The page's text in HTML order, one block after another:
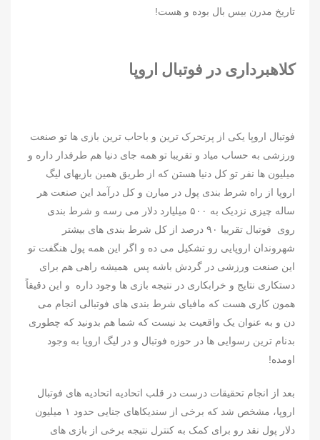
تاریخ مدرن بیس بال بوده و هست!
کلاهبرداری در فوتبال اروپا
فوتبال اروپا یکی از پرتحرک ترین و باحاب ترین بازی ها تو صنعت
ورزشی به حساب میاد و تقریبا تو همه جای دنیا هم طرفدار داره و
میلیون ها نفر تو کل دنیا هستن که از طریق همین بازیهای لیگ
اروپا از راه شرط بندی پول در میارن و کل درآمد این صنعت هر
ساله چیزی نزدیک به ۵۰۰ میلیارد دلار می رسه و شرط بندی
روی فوتبال تقریبا ۹۰ درصد از کل شرط بندی های بیشتر
شهروندان اروپایی رو تشکیل می ده و اگر این همه پول هنگفت تو
این صنعت ورزشی در گردش باشه پس همیشه راهی هم برای
دستکاری نتایج و خرابکاری در نتیجه بازی ها وجود داره و این دقیقاً
همون کاری هست که مافیای شرط بندی های فوتبالی انجام می
دن و به عنوان یک واقعیت بد نیست که شما هم بدونید که چطوری
بدنام ترین رسوایی ها در حوزه فوتبال و در لیگ اروپا به وجود
اومده!
بعد از انجام تحقیقات درست در قلب اتحادیه اتحادیه های فوتبال
اروپا، مشخص شد که برخی از سندیکاهای جنایی حدود ۱ میلیون
دلار پول نقد رو برای کمک به کنترل نتیجه برخی از بازی های